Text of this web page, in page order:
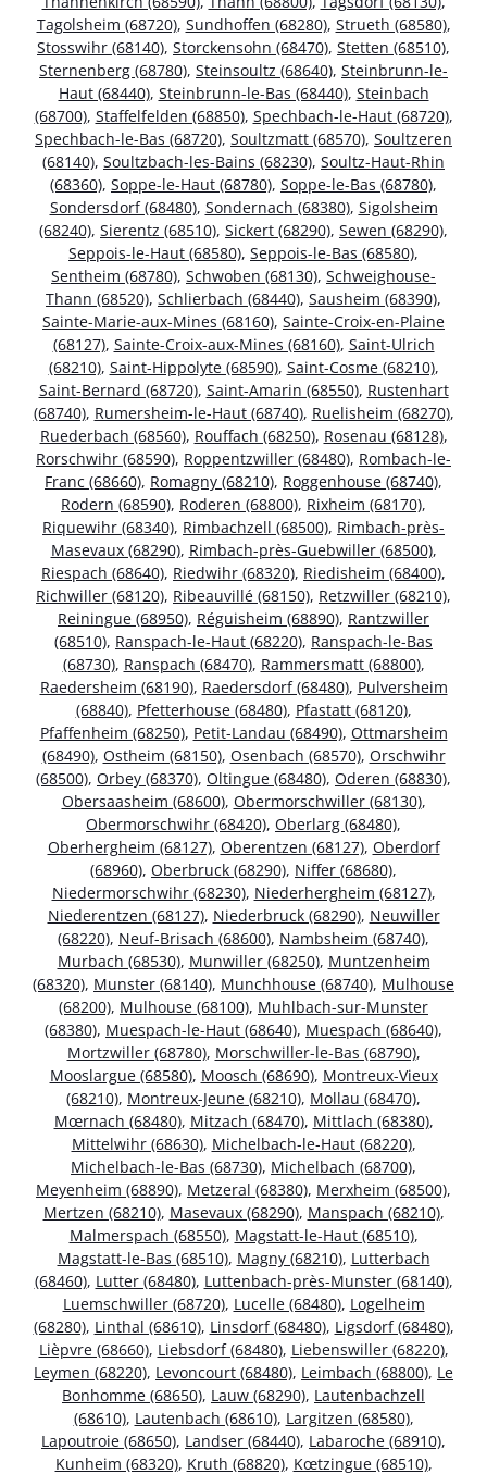
Tagolsheim (68720), Sundhoffen (68280), Strueth (68580),
Stosswihr (68140), Storckensohn (68470), Stetten (68510),
Sternenberg (68780), Steinsoultz (68640), Steinbrunn-le-
Haut (68440), Steinbrunn-le-Bas (68440), Steinbach
(68700), Staffelfelden (68850), Spechbach-le-Haut (68720),
Spechbach-le-Bas (68720), Soultzmatt (68570), Soultzeren
(68140), Soultzbach-les-Bains (68230), Soultz-Haut-Rhin
(68360), Soppe-le-Haut (68780), Soppe-le-Bas (68780),
Sondersdorf (68480), Sondernach (68380), Sigolsheim
(68240), Sierentz (68510), Sickert (68290), Sewen (68290),
Seppois-le-Haut (68580), Seppois-le-Bas (68580),
Sentheim (68780), Schwoben (68130), Schweighouse-
Thann (68520), Schlierbach (68440), Sausheim (68390),
Sainte-Marie-aux-Mines (68160), Sainte-Croix-en-Plaine
(68127), Sainte-Croix-aux-Mines (68160), Saint-Ulrich
(68210), Saint-Hippolyte (68590), Saint-Cosme (68210),
Saint-Bernard (68720), Saint-Amarin (68550), Rustenhart
(68740), Rumersheim-le-Haut (68740), Ruelisheim (68270),
Ruederbach (68560), Rouffach (68250), Rosenau (68128),
Rorschwihr (68590), Roppentzwiller (68480), Rombach-le-
Franc (68660), Romagny (68210), Roggenhouse (68740),
Rodern (68590), Roderen (68800), Rixheim (68170),
Riquewihr (68340), Rimbachzell (68500), Rimbach-près-
Masevaux (68290), Rimbach-près-Guebwiller (68500),
Riespach (68640), Riedwihr (68320), Riedisheim (68400),
Richwiller (68120), Ribeauvillé (68150), Retzwiller (68210),
Reiningue (68950), Réguisheim (68890), Rantzwiller
(68510), Ranspach-le-Haut (68220), Ranspach-le-Bas
(68730), Ranspach (68470), Rammersmatt (68800),
Raedersheim (68190), Raedersdorf (68480), Pulversheim
(68840), Pfetterhouse (68480), Pfastatt (68120),
Pfaffenheim (68250), Petit-Landau (68490), Ottmarsheim
(68490), Ostheim (68150), Osenbach (68570), Orschwihr
(68500), Orbey (68370), Oltingue (68480), Oderen (68830),
Obersaasheim (68600), Obermorschwiller (68130),
Obermorschwihr (68420), Oberlarg (68480),
Oberhergheim (68127), Oberentzen (68127), Oberdorf
(68960), Oberbruck (68290), Niffer (68680),
Niedermorschwihr (68230), Niederhergheim (68127),
Niederentzen (68127), Niederbruck (68290), Neuwiller
(68220), Neuf-Brisach (68600), Nambsheim (68740),
Murbach (68530), Munwiller (68250), Muntzenheim
(68320), Munster (68140), Munchhouse (68740), Mulhouse
(68200), Mulhouse (68100), Muhlbach-sur-Munster
(68380), Muespach-le-Haut (68640), Muespach (68640),
Mortzwiller (68780), Morschwiller-le-Bas (68790),
Mooslargue (68580), Moosch (68690), Montreux-Vieux
(68210), Montreux-Jeune (68210), Mollau (68470),
Mœrnach (68480), Mitzach (68470), Mittlach (68380),
Mittelwihr (68630), Michelbach-le-Haut (68220),
Michelbach-le-Bas (68730), Michelbach (68700),
Meyenheim (68890), Metzeral (68380), Merxheim (68500),
Mertzen (68210), Masevaux (68290), Manspach (68210),
Malmerspach (68550), Magstatt-le-Haut (68510),
Magstatt-le-Bas (68510), Magny (68210), Lutterbach
(68460), Lutter (68480), Luttenbach-près-Munster (68140),
Luemschwiller (68720), Lucelle (68480), Logelheim
(68280), Linthal (68610), Linsdorf (68480), Ligsdorf (68480),
Lièpvre (68660), Liebsdorf (68480), Liebenswiller (68220),
Leymen (68220), Levoncourt (68480), Leimbach (68800), Le
Bonhomme (68650), Lauw (68290), Lautenbachzell
(68610), Lautenbach (68610), Largitzen (68580),
Lapoutroie (68650), Landser (68440), Labaroche (68910),
Kunheim (68320), Kruth (68820), Kœtzingue (68510),